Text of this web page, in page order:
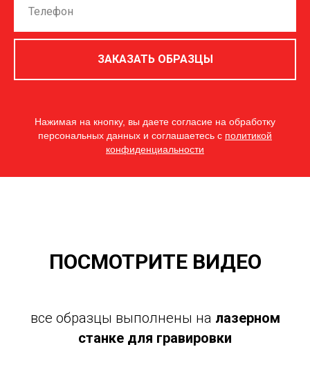
ЗАКАЗАТЬ ОБРАЗЦЫ
Нажимая на кнопку, вы даете согласие на обработку
персональных данных и соглашаетесь c политикой
конфиденциальности
ПОСМОТРИТЕ ВИДЕО
все образцы выполнены на лазерном
станке для гравировки